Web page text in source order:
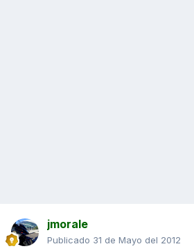
jmorale
Publicado 31 de Mayo del 2012